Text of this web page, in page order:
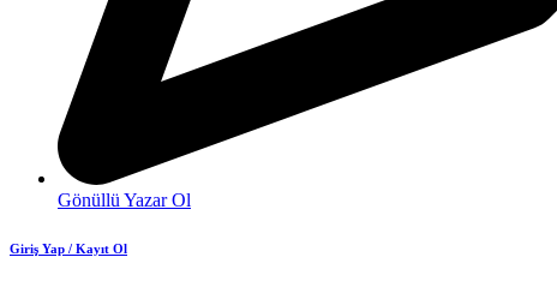
Gönüllü Yazar Ol
Giriş Yap / Kayıt Ol